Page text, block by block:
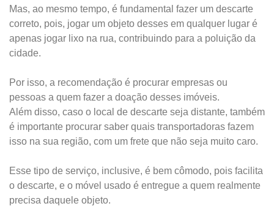
Mas, ao mesmo tempo, é fundamental fazer um descarte
correto, pois, jogar um objeto desses em qualquer lugar é
apenas jogar lixo na rua, contribuindo para a poluição da
cidade.
Por isso, a recomendação é procurar empresas ou
pessoas a quem fazer a doação desses imóveis.
Além disso, caso o local de descarte seja distante, também
é importante procurar saber quais transportadoras fazem
isso na sua região, com um frete que não seja muito caro.
Esse tipo de serviço, inclusive, é bem cômodo, pois facilita
o descarte, e o móvel usado é entregue a quem realmente
precisa daquele objeto.